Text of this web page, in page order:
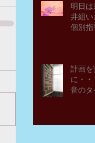
明日
井組
個別指
計画
に・
音の